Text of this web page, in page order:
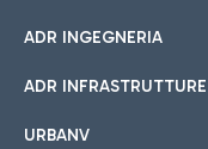
ADR INGEGNERIA
ADR INFRASTRUTTURE
URBANV